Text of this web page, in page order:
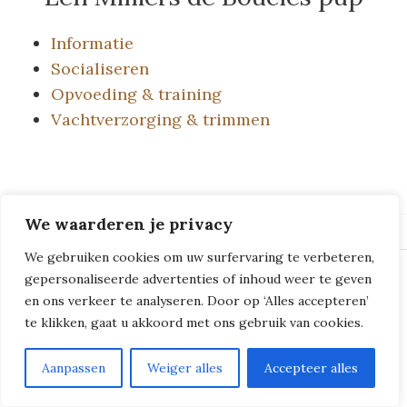
We waarderen je privacy
We gebruiken cookies om uw surfervaring te verbeteren,
gepersonaliseerde advertenties of inhoud weer te geven
en ons verkeer te analyseren. Door op ‘Alles accepteren’
te klikken, gaat u akkoord met ons gebruik van cookies.
Aanpassen Weiger alles Accepteer alles
Informatie
Socialiseren
Opvoeding & training
Vachtverzorging & trimmen
© 2018 - 2026Milliers de Boucles